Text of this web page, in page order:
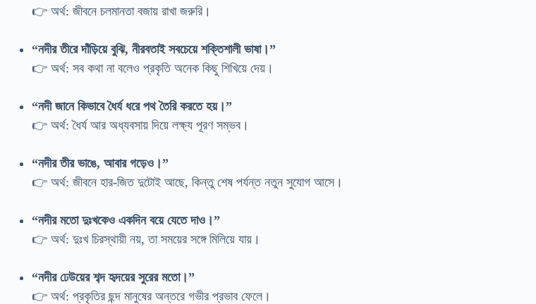
👉 অর্থ: জীবনে চলমানতা বজায় রাখা জরুরি।
“নদীর তীরে দাঁড়িয়ে বুঝি, নীরবতাই সবচেয়ে শক্তিশালী ভাষা।”
👉 অর্থ: সব কথা না বলেও প্রকৃতি অনেক কিছু শিখিয়ে দেয়।
“নদী জানে কিভাবে ধৈর্য ধরে পথ তৈরি করতে হয়।”
👉 অর্থ: ধৈর্য আর অধ্যবসায় দিয়ে লক্ষ্য পূরণ সম্ভব।
“নদীর তীর ভাঙে, আবার গড়েও।”
👉 অর্থ: জীবনে হার-জিত দুটোই আছে, কিন্তু শেষ পর্যন্ত নতুন সুযোগ আসে।
“নদীর মতো দুঃখকেও একদিন বয়ে যেতে দাও।”
👉 অর্থ: দুঃখ চিরস্থায়ী নয়, তা সময়ের সঙ্গে মিলিয়ে যায়।
“নদীর ঢেউয়ের শব্দ হৃদয়ের সুরের মতো।”
👉 অর্থ: প্রকৃতির ছন্দ মানুষের অন্তরে গভীর প্রভাব ফেলে।